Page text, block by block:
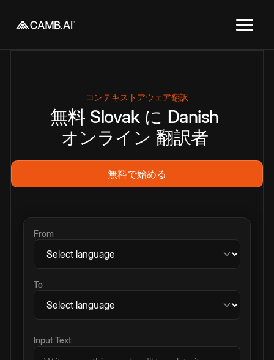
コンテキストアウェア翻訳
無料 Slovak に Danish
オンライン 翻訳者
無料で始める
From
To
Input Text